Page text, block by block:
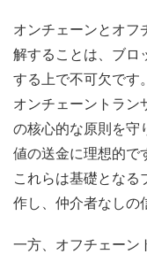
オンチェーンとオフ
解することは、ブロ
する上で不可欠です。
オンチェーントラン
の核心的な原則を守
値の送金に理想的で
これらは基礎となる
作し、仲介者なしの
一方、オフチェーン